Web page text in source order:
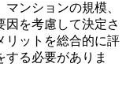
ンションの規模、
因を考慮して決定さ
リットを総合的に評
る必要がありま